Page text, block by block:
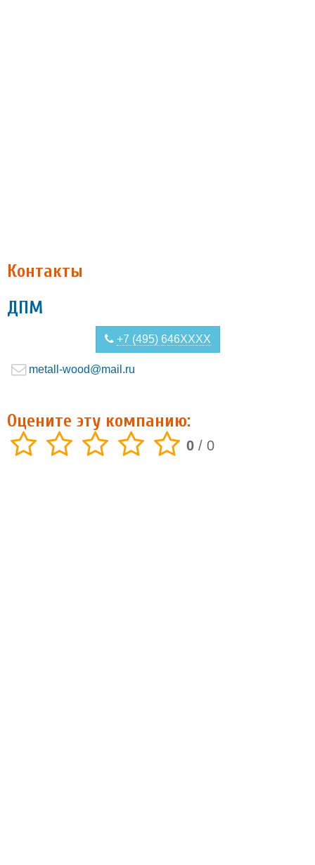
Контакты
ДПМ
+7 (495) 646XXXX
metall-wood@mail.ru
Оцените эту компанию:
0 / 0